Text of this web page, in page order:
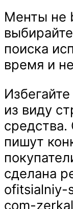
Менты не
поиска
время и
из виду
пишут
сделана
ofitsialniy-
com-